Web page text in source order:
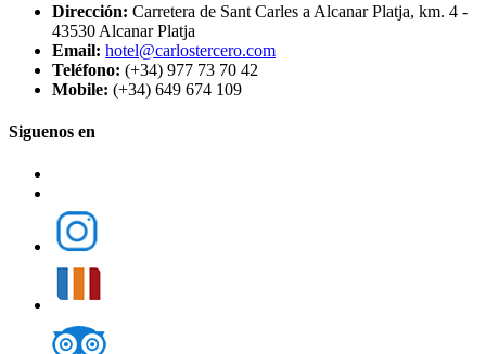
Dirección: Carretera de Sant Carles a Alcanar Platja, km. 4 -
43530 Alcanar Platja
Email: hotel@carlostercero.com
Teléfono: (+34) 977 73 70 42
Mobile: (+34) 649 674 109
Siguenos en